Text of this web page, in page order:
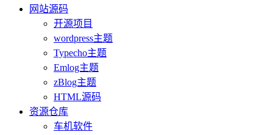
网站源码
开源项目
wordpress主题
Typecho主题
Emlog主题
zBlog主题
HTML源码
资源仓库
车机软件